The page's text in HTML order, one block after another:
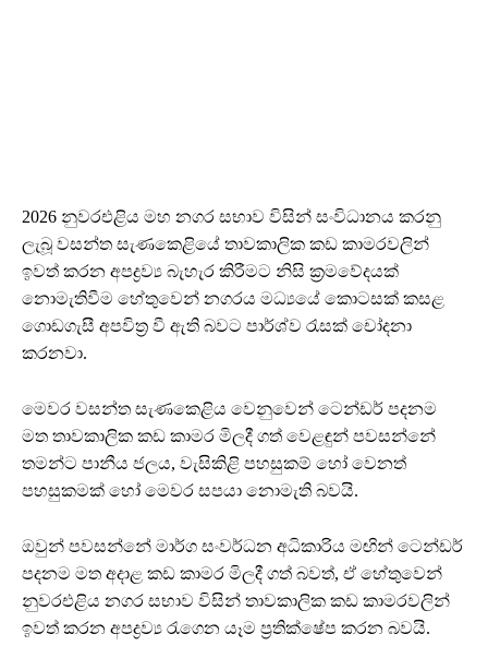
2026 නුවරඑළිය මහ නගර සභාව විසින් සංවිධානය කරනු
ලැබූ වසන්ත සැණකෙළියේ තාවකාලික කඩ කාමරවලින්
ඉවත් කරන අපද්‍රව්‍ය බැහැර කිරීමට නිසි ක්‍රමවේදයක්
නොමැතිවීම හේතුවෙන් නගරය මධ්‍යයේ කොටසක් කසළ
ගොඩගැසී අපවිත්‍ර වී ඇති බවට පාර්ශ්ව රැසක් චෝදනා
කරනවා.
මෙවර වසන්ත සැණකෙළිය වෙනුවෙන් ටෙන්ඩර් පදනම
මත තාවකාලික කඩ කාමර මිලදී ගත් වෙළඳුන් පවසන්නේ
තමන්ට පානීය ජලය, වැසිකිළි පහසුකම් හෝ වෙනත්
පහසුකමක් හෝ මෙවර සපයා නොමැති බවයි.
ඔවුන් පවසන්නේ මාර්ග සංවර්ධන අධිකාරිය මඟින් ටෙන්ඩර්
පදනම මත අදාළ කඩ කාමර මිලදී ගත් බවත්, ඒ හේතුවෙන්
නුවරඑළිය නගර සභාව විසින් තාවකාලික කඩ කාමරවලින්
ඉවත් කරන අපද්‍රව්‍ය රැගෙන යෑම ප්‍රතික්ෂේප කරන බවයි.